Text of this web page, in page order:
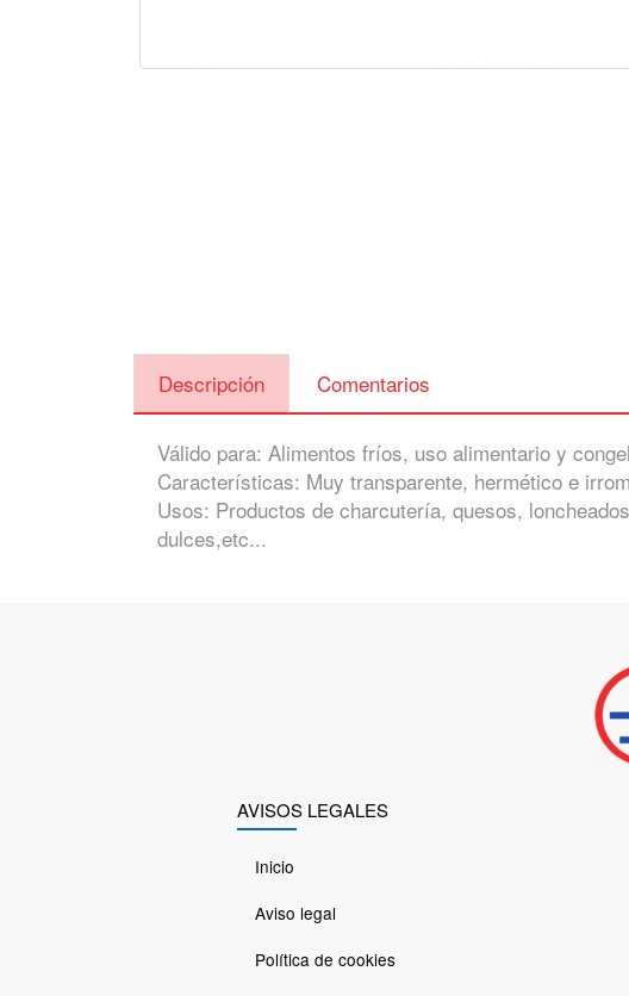
Descripción Comentarios
Válido para: Alimentos fríos, uso alimentario y
Características: Muy transparente, hermético e
Usos: Productos de charcutería, quesos,
dulces,etc...
AVISOS LEGALES
Inicio
Aviso legal
Política de cookies